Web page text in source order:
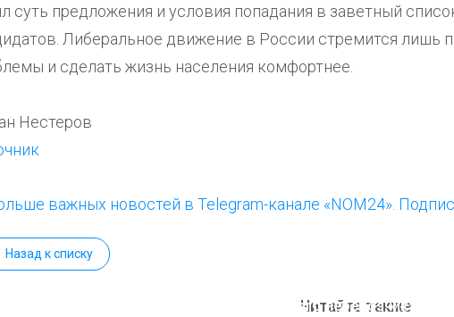
суть предложения и условия попадания в заветный
Либеральное движение в России стремится лишь
и сделать жизнь населения комфортнее.
Нестеров
важных новостей в Telegram-канале «NOM24».
Назад к списку
Читайте также
единого перевозчика для